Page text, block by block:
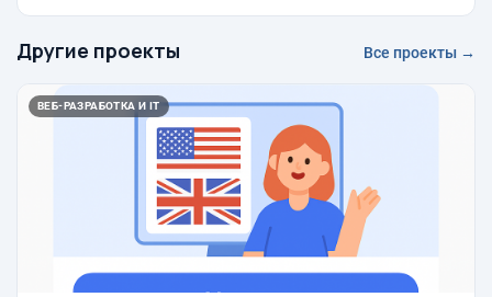
Другие проекты Все проекты →
ВЕБ-РАЗРАБОТКА И IT